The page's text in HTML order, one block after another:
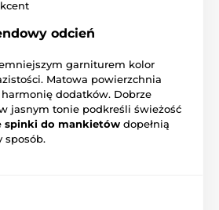
odcień
garniturem kolor
Matowa powierzchnia
dodatków. Dobrze
jasnym tonie podkreśli świeżość
spinki do mankietów dopełnią
sposób.